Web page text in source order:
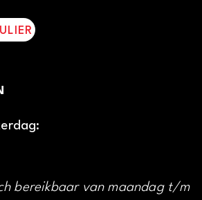
bereikbaar van maandag t/m